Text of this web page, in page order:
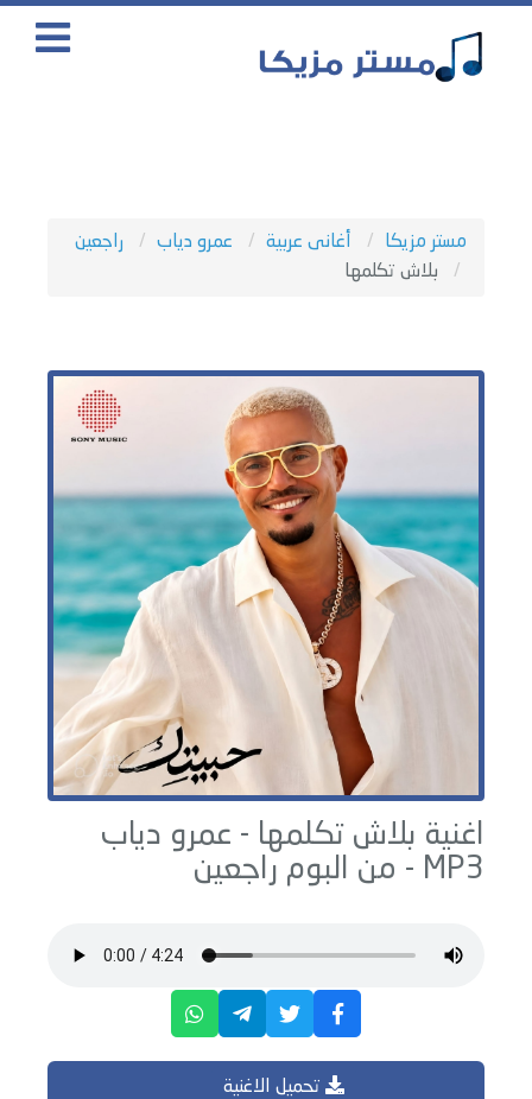
مستر مزيكا أغانى عربية عمرو دياب
راجعين
بلاش تكلمها
اغنية بلاش تكلمها - عمرو دياب
MP3 - من البوم
راجعين
تحميل الاغنية